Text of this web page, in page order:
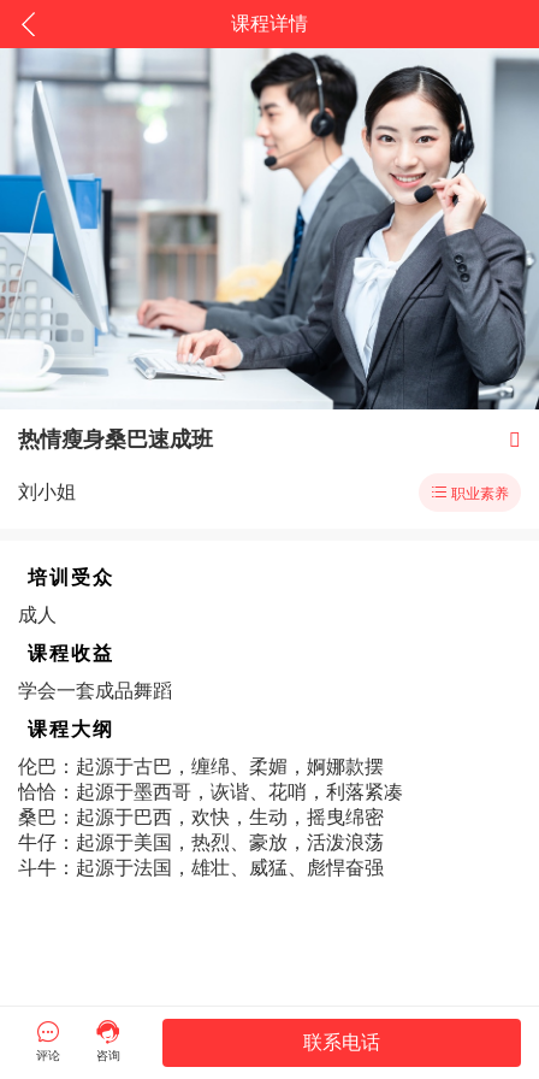
课程详情
热情瘦身桑巴速成班 
刘小姐  职业素养
培训受众
成人
课程收益
学会一套成品舞蹈
课程大纲
伦巴：起源于古巴，缠绵、柔媚，婀娜款摆
恰恰：起源于墨西哥，诙谐、花哨，利落紧凑
桑巴：起源于巴西，欢快，生动，摇曳绵密
牛仔：起源于美国，热烈、豪放，活泼浪荡
斗牛：起源于法国，雄壮、威猛、彪悍奋强

评论

咨询
联系电话